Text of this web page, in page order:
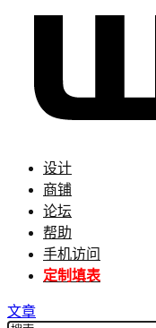
设计
商铺
论坛
帮助
手机访问
定制填表
文章